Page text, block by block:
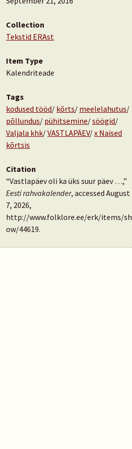
Collection
Tekstid ERAst
Item Type
Kalendriteade
Tags
kodused tööd/ kõrts/ meelelahutus/
põllundus/ pühitsemine/söögid/
Valjala khk/VASTLAPÄEV/x Naised
kõrtsis
Citation
“Vastlapäev oli ka üks suur päev …,”
Eesti rahvakalender, accessed August
7, 2026,
http://www.folklore.ee/erk/items/sh
ow/44619.